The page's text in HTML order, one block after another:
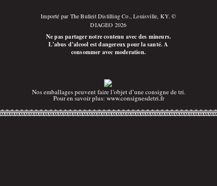
Ne pas partager notre contenu avec des mineurs.
L’abus d’alcool est dangereux pour la santé. A
consommer avec moderation.
Importé par The Bulleit Distilling Co., Louisville, KY. ©
DIAGEO 2026
Nos emballages peuvent faire l’objet d’une consigne de tri.
Pour en savoir plus: www.consignesdetri.fr